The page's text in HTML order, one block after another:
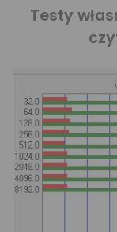
Testy